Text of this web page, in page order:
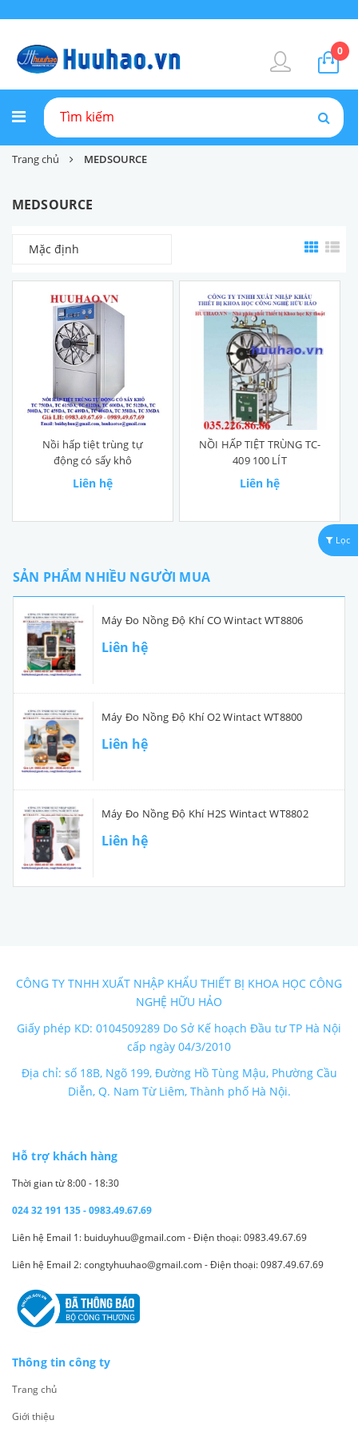
0
Trang chủ MEDSOURCE
MEDSOURCE
Mặc định
Nồi hấp tiệt trùng tự
động có sấy khô
Liên hệ
NỒI HẤP TIỆT TRÙNG TC-
409 100 LÍT
Liên hệ
SẢN PHẨM NHIỀU NGƯỜI MUA
Máy Đo Nồng Độ Khí CO Wintact WT8806
Liên hệ
Máy Đo Nồng Độ Khí O2 Wintact WT8800
Liên hệ
Máy Đo Nồng Độ Khí H2S Wintact WT8802
Liên hệ
Lọc
CÔNG TY TNHH XUẤT NHẬP KHẨU THIẾT BỊ KHOA HỌC CÔNG
NGHỆ HỮU HẢO
Giấy phép KD: 0104509289 Do Sở Kế hoạch Đầu tư TP Hà Nội
cấp ngày 04/3/2010
Địa chỉ: số 18B, Ngõ 199, Đường Hồ Tùng Mậu, Phường Cầu
Diễn, Q. Nam Từ Liêm, Thành phố Hà Nội.
Hỗ trợ khách hàng
Thời gian từ 8:00 - 18:30
024 32 191 135 - 0983.49.67.69
Liên hệ Email 1: buiduyhuu@gmail.com - Điện thoại: 0983.49.67.69
Liên hệ Email 2: congtyhuuhao@gmail.com - Điện thoại: 0987.49.67.69
Thông tin công ty
Trang chủ
Giới thiệu